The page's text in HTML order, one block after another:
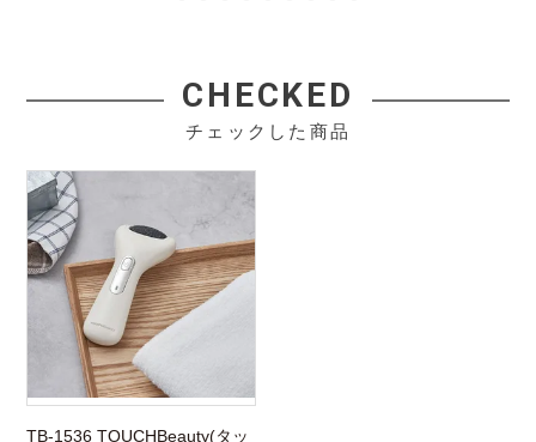
CHECKED
チェックした商品
TB-1536 TOUCHBeauty(タッ